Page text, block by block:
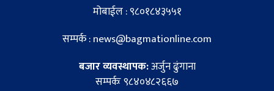
मोबाईल : ९८०१८४३५५१
सम्पर्क : news@bagmationline.com
बजार व्यवस्थापक:अर्जुन ढुंगाना
सम्पर्कः ९८४०४८२६६७